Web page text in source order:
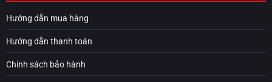
Hướng dẫn mua hàng
Hướng dẫn thanh toán
Chính sách bảo hành